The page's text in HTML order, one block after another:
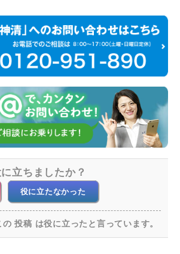
立ちましたか？
役に立たなかった
投稿 は役に立ったと言っています。